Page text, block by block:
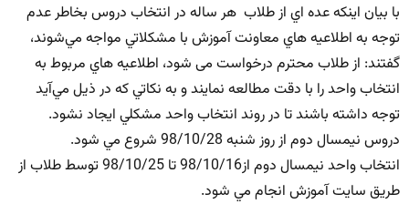
با بيان اينكه عده اي از طلاب هر ساله در انتخاب دروس بخاطر عدم
توجه به اطلاعيه هاي معاونت آموزش با مشكلاتي مواجه مي‌شوند،
گفتند: از طلاب محترم درخواست می شود، اطلاعيه هاي مربوط به
انتخاب واحد را با دقت مطالعه نمايند و به نكاتي كه در ذيل مي‌آيد
توجه داشته باشند تا در روند انتخاب واحد مشكلي ايجاد نشود.
دروس نيمسال دوم از روز شنبه 98/10/28 شروع مي شود.
انتخاب واحد نيمسال دوم از98/10/16 تا 98/10/25 توسط طلاب از
طريق سايت آموزش انجام مي شود.